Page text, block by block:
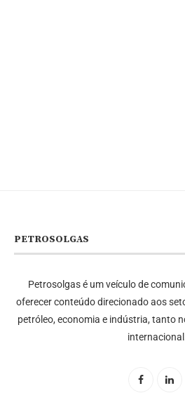
PETROSOLGAS
Petrosolgas é um veículo de
oferecer conteúdo direcionado aos
petróleo, economia e indústria, tanto